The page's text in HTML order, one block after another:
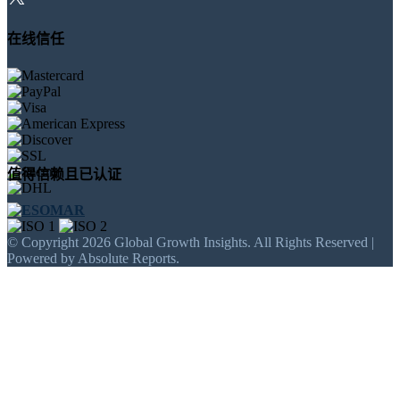
在线信任
值得信赖且已认证
© Copyright 2026 Global Growth Insights. All Rights Reserved |
Powered by Absolute Reports.